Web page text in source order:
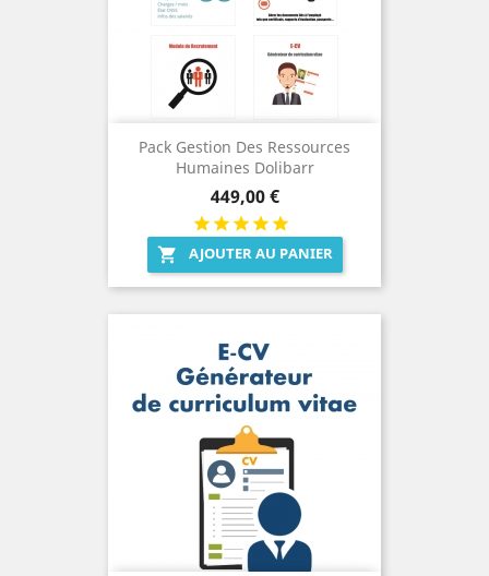
Pack Gestion Des Ressources
Humaines Dolibarr
Prix
449,00 €
 AJOUTER AU PANIER